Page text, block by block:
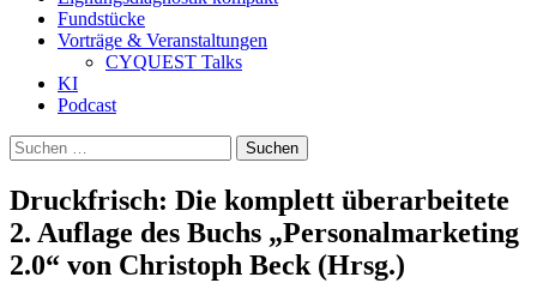
Fundstücke
Vorträge & Veranstaltungen
CYQUEST Talks
KI
Podcast
Suchen
nach:
Druckfrisch: Die komplett überarbeitete
2. Auflage des Buchs „Personalmarketing
2.0“ von Christoph Beck (Hrsg.)